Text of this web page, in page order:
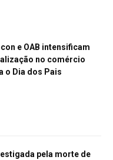
e OAB intensificam
no comércio
o Dia dos Pais
pela morte de